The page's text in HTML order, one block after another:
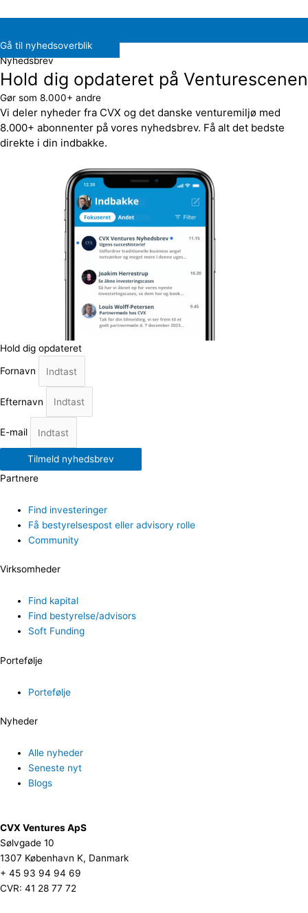
Gå til nyhedsoverblik
Nyhedsbrev
Hold dig opdateret på Venturescenen
Gør som 8.000+ andre
Vi deler nyheder fra CVX og det danske venturemiljø med
8.000+ abonnenter på vores nyhedsbrev. Få alt det bedste
direkte i din indbakke.
Hold dig opdateret
Fornavn
Efternavn
E-mail
Tilmeld nyhedsbrev
Partnere
Find investeringer
Få bestyrelsespost eller advisory rolle
Community
Virksomheder
Find kapital
Find bestyrelse/advisors
Soft Funding
Portefølje
Portefølje
Nyheder
Alle nyheder
Seneste nyt
Blogs
CVX Ventures ApS
Sølvgade 10
1307 København K, Danmark
+ 45 93 94 94 69
CVR: 41 28 77 72